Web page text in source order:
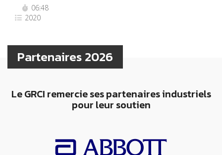
06:48
2020
Partenaires 2026
Le GRCI remercie ses partenaires industriels
pour leur soutien